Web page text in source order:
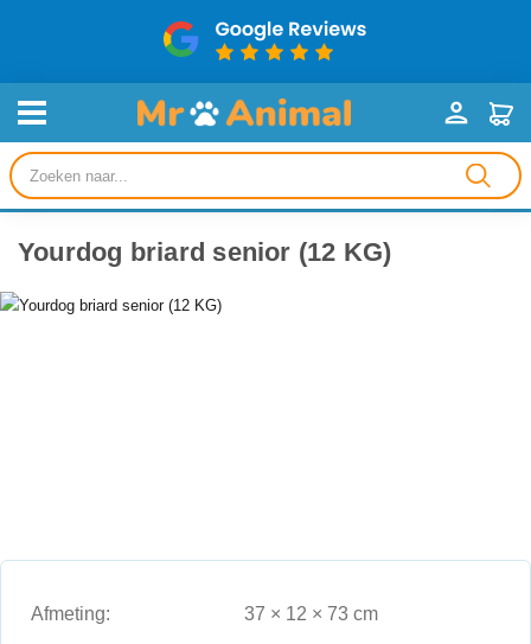
Producten
zoeken
Yourdog briard senior (12 KG)
Afmeting: 37 × 12 × 73 cm